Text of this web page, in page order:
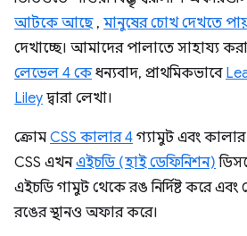
আটকে আছে, মানুষের চোখ দেখতে
দেখাচ্ছে। আমাদের পালাতে সাহায্য
লেভেল 4 কেধন্যবাদ, প্রাথমিকভাবে
Liley দ্বারা লেখা।
ক্রোম CSS কালার 4 গ্যামুট এবং
CSS এখনএইচডি (হাই ডেফিনিশন)
এইচডি গামুট থেকে রঙ নির্দিষ্ট করে
রঙের স্থানও অফার করে।